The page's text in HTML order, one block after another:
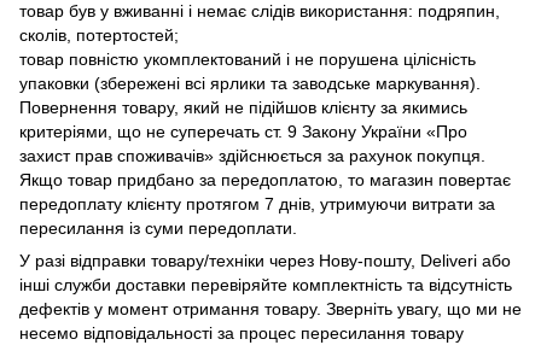
товар був у вживанні і немає слідів використання: подряпин,
сколів, потертостей;
товар повністю укомплектований і не порушена цілісність
упаковки (збережені всі ярлики та заводське маркування).
Повернення товару, який не підійшов клієнту за якимись
критеріями, що не суперечать ст. 9 Закону України «Про
захист прав споживачів» здійснюється за рахунок покупця.
Якщо товар придбано за передоплатою, то магазин повертає
передоплату клієнту протягом 7 днів, утримуючи витрати за
пересилання із суми передоплати.
У разі відправки товару/техніки через Нову-пошту, Deliveri або
інші служби доставки перевіряйте комплектність та відсутність
дефектів у момент отримання товару. Зверніть увагу, що ми не
несемо відповідальності за процес пересилання товару